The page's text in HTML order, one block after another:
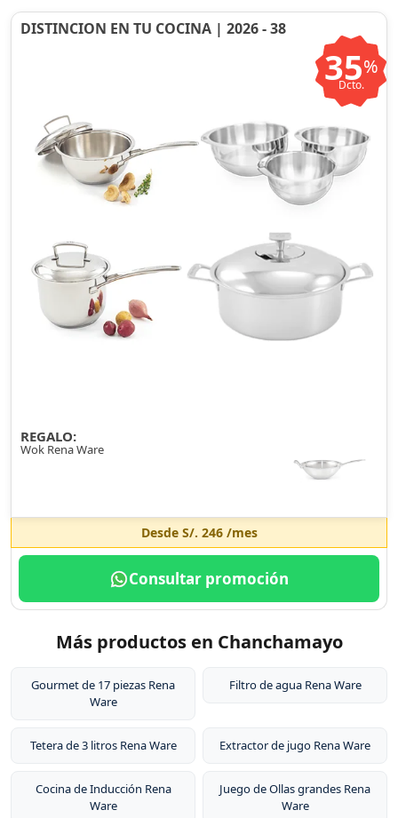
DISTINCION EN TU COCINA | 2026 - 38
35%
Dcto.
REGALO:
Wok Rena Ware
Desde S/. 246/mes
Consultar promoción
Más productos en Chanchamayo
Gourmet de 17 piezas Rena
Ware
Filtro de agua Rena Ware
Tetera de 3 litros Rena Ware Extractor de jugo Rena Ware
Cocina de Inducción Rena
Ware
Juego de Ollas grandes Rena
Ware